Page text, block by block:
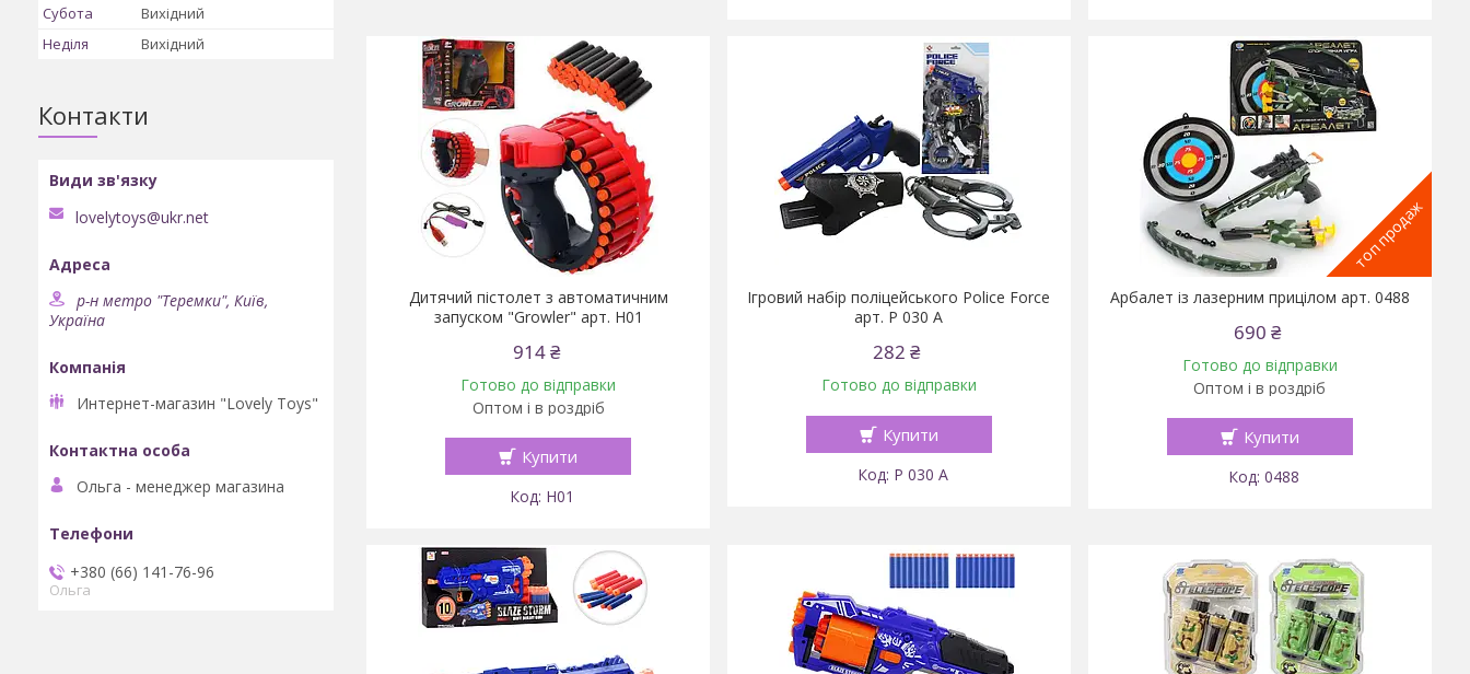
Дитячий пістолет з автоматичним
запуском "Growler" арт. H01
914 ₴
Готово до відправки
Оптом і в роздріб
Купити
H01
Ігровий набір поліцейського Police Force
арт. P 030 A
282 ₴
Готово до відправки
Купити
P 030 A
топ продаж
Арбалет із лазерним прицілом арт. 0488
690 ₴
Готово до відправки
Оптом і в роздріб
Купити
0488
Субота
Вихідний
Неділя
Вихідний
Контакти
lovelytoys@ukr.net
р-н метро "Теремки", Київ,
Україна
Интернет-магазин "Lovely Toys"
Ольга - менеджер магазина
+380 (66) 141-76-96
Ольга